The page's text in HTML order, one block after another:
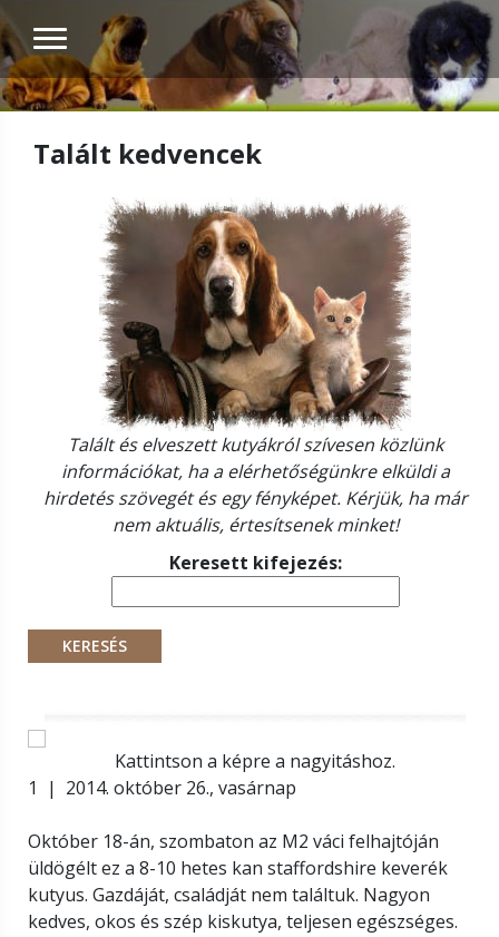
Talált kedvencek
Talált és elveszett kutyákról szívesen közlünk
információkat, ha a elérhetőségünkre elküldi a
hirdetés szövegét és egy fényképet. Kérjük, ha már
nem aktuális, értesítsenek minket!
Keresett kifejezés:
Kattintson a képre a nagyitáshoz.
1 | 2014. október 26., vasárnap
Október 18-án, szombaton az M2 váci felhajtóján
üldögélt ez a 8-10 hetes kan staffordshire keverék
kutyus. Gazdáját, családját nem találtuk. Nagyon
kedves, okos és szép kiskutya, teljesen egészséges.